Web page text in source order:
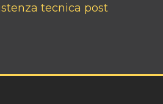
tecnica post